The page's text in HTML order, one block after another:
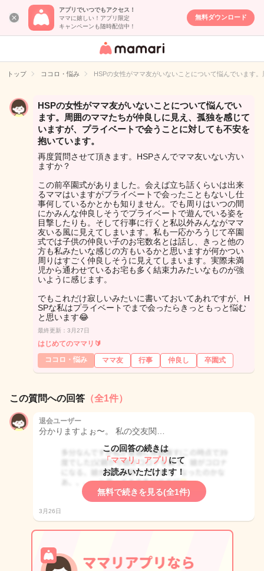
アプリでいつでもアクセス！
ママに嬉しい！アプリ限定
キャンペーンも随時配信中！
無料ダウンロード
女性専用匿名QA
イト
トップ ココロ・悩み HSPの女性がママ友がいないことについて悩んでいます
HSPの女性がママ友がいないことについて悩んでい
ます。周囲のママたちが仲良しに見え、孤独を感じて
いますが、プライベートで会うことに対しても不安を
抱いています。
再度質問させて頂きます。HSPさんでママ友いない方い
ますか？
この前卒園式がありました。会えば立ち話くらいは出来
るママはいますがプライベートで会ったこともないし仕
事何しているかとかも知りません。でも周りはいつの間
にかみんな仲良しそうでプライベートで遊んでいる姿を
目撃したりも。そして行事に行くと私以外みんながママ
友いる風に見えてしまいます。私も一応かろうじて卒園
式では子供の仲良い子のお宅数名とは話し、きっと他の
方も私みたいな感じの方もいるかと思いますが何かつい
周りはすごく仲良しそうに見えてしまいます。実際未満
児から通わせているお宅も多く結束力みたいなものが強
いように感じます。
でもこれだけ寂しいみたいに書いておいてあれですが、H
SPな私はプライベートでまで会ったらきっともっと悩む
と思います😂
最終更新：3月27日
はじめてのママリ🔰
ココロ・悩み
ママ友 行事 仲良し 卒園式
この質問への回答 （全1件）
退会ユーザー
分かりますよぉ〜。 私の交友関…
この回答の続きは
「ママリ」アプリ にて
お読みいただけます！
無料で続きを見る(全1件)
3月26日